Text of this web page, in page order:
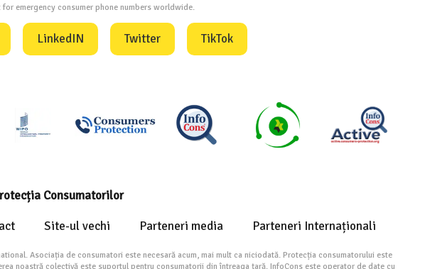
emergency consumer phone numbers worldwide.
LinkedIN Twitter TikTok
Consumatorilor
Site-ul vechi Parteneri media Parteneri Internaționali
Asociația de consumatori este necesară acum, mai mult ca niciodată. Protecția consumatorului este
noastră colectivă este suportul pentru consumatorii din întreaga țară. InfoCons este operator de date cu